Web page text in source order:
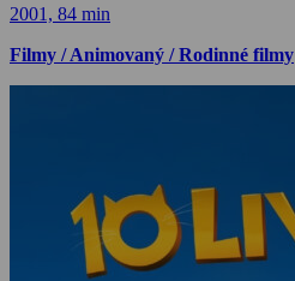
2001, 84 min
Filmy / Animovaný / Rodinné filmy